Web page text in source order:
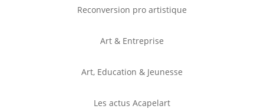
Reconversion pro artistique
Art & Entreprise
Art, Education & Jeunesse
Les actus Acapelart